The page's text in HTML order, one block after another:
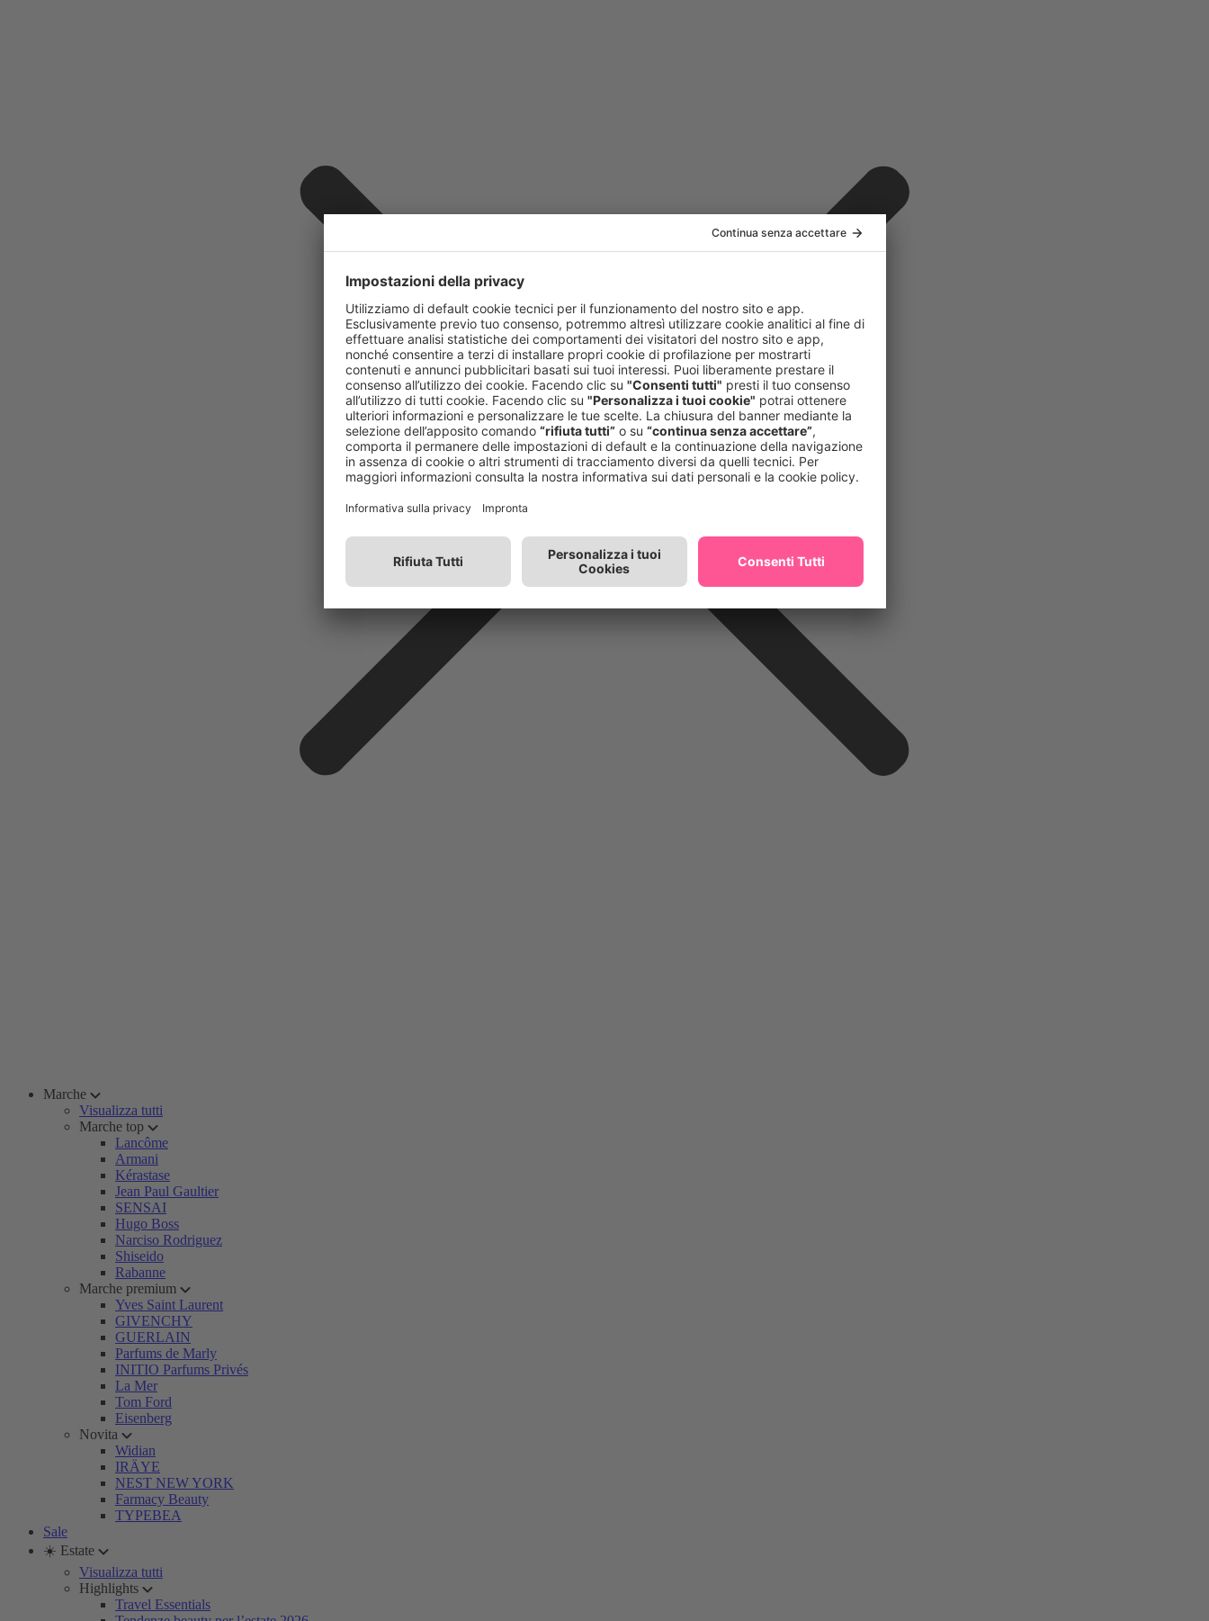
Marche
Visualizza tutti
Marche top
Lancôme
Armani
Kérastase
Jean Paul Gaultier
SENSAI
Hugo Boss
Narciso Rodriguez
Shiseido
Rabanne
Marche premium
Yves Saint Laurent
GIVENCHY
GUERLAIN
Parfums de Marly
INITIO Parfums Privés
La Mer
Tom Ford
Eisenberg
Novita
Widian
IRÄYE
NEST NEW YORK
Farmacy Beauty
TYPEBEA
Sale
☀️ Estate
Visualizza tutti
Highlights
Travel Essentials